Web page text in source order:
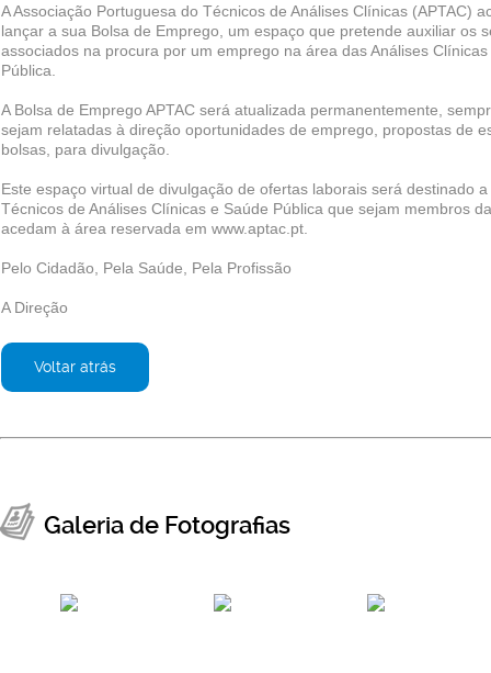
A Associação Portuguesa do Técnicos de Análises Clínicas (APTAC)
lançar a sua Bolsa de Emprego, um espaço que pretende auxiliar os
associados na procura por um emprego na área das Análises
Pública.
A Bolsa de Emprego APTAC será atualizada permanentemente,
sejam relatadas à direção oportunidades de emprego, propostas de
bolsas, para divulgação.
Este espaço virtual de divulgação de ofertas laborais será destinado
Técnicos de Análises Clínicas e Saúde Pública que sejam membros
acedam à área reservada em www.aptac.pt.
Pelo Cidadão, Pela Saúde, Pela Profissão
A Direção
Voltar atrás
Galeria de Fotografias